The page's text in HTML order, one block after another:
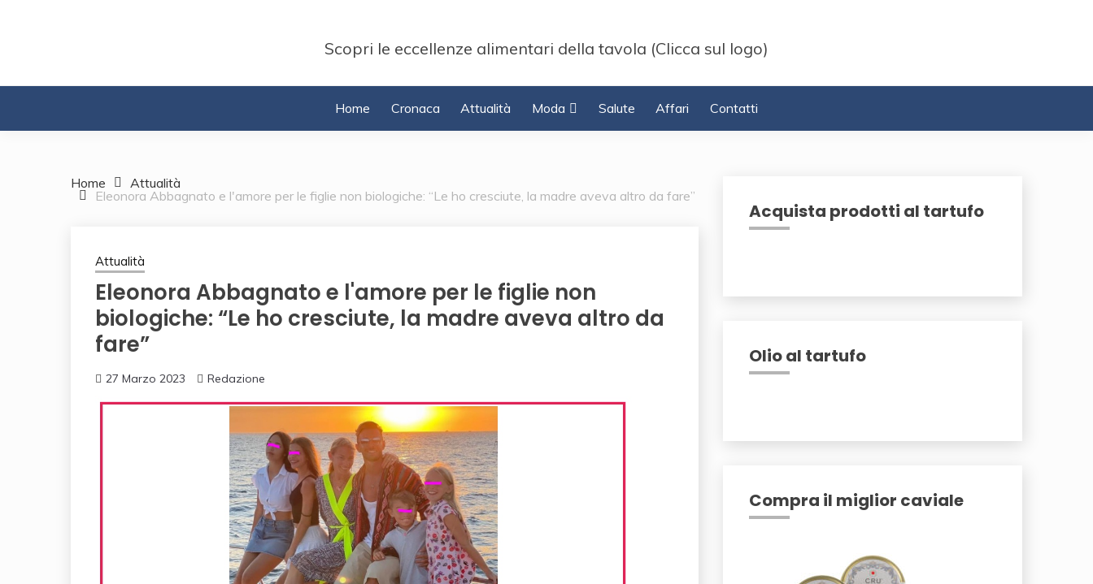
Scopri le eccellenze alimentari della tavola (Clicca sul logo)
Home Cronaca Attualità Moda Salute Affari Contatti
Home
Attualità
Eleonora Abbagnato e l'amore per le figlie non biologiche: “Le ho cresciute, la madre aveva altro da fare”
Attualità
Eleonora Abbagnato e l'amore per le figlie non
biologiche: “Le ho cresciute, la madre aveva altro da
fare”
27 Marzo 2023 Redazione
Acquista prodotti al tartufo
Olio al tartufo
Compra il miglior caviale